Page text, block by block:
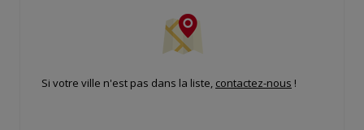
Si votre ville n'est pas dans la liste, contactez-nous !